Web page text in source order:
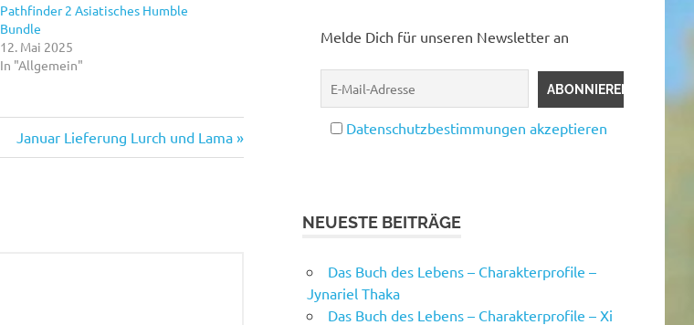
Pathfinder 2 Asiatisches Humble
Bundle
12. Mai 2025
In "Allgemein"
Nächster
Beitrag:
Januar Lieferung Lurch und Lama
Melde Dich für unseren Newsletter an
Datenschutzbestimmungen akzeptieren
NEUESTE BEITRÄGE
Das Buch des Lebens – Charakterprofile –
Jynariel Thaka
Das Buch des Lebens – Charakterprofile – Xi